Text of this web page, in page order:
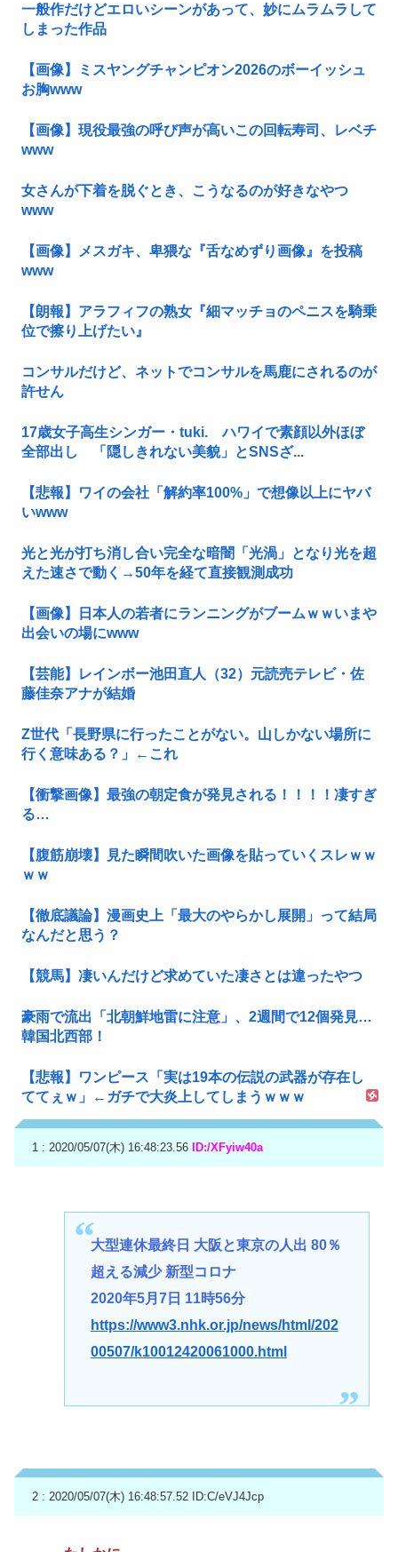
一般作だけどエロいシーンがあって、妙にムラムラして
しまった作品
【画像】ミスヤングチャンピオン2026のボーイッシュ
お胸www
【画像】現役最強の呼び声が高いこの回転寿司、レベチ
www
女さんが下着を脱ぐとき、こうなるのが好きなやつ
www
【画像】メスガキ、卑猥な『舌なめずり画像』を投稿
www
【朗報】アラフィフの熟女『細マッチョのペニスを騎乗
位で擦り上げたい』
コンサルだけど、ネットでコンサルを馬鹿にされるのが
許せん
17歳女子高生シンガー・tuki. ハワイで素顔以外ほぼ
全部出し 「隠しきれない美貌」とSNSざ...
【悲報】ワイの会社「解約率100%」で想像以上にヤバ
いwww
光と光が打ち消し合い完全な暗闇「光渦」となり光を超
えた速さで動く→50年を経て直接観測成功
【画像】日本人の若者にランニングがブームｗｗいまや
出会いの場にwww
【芸能】レインボー池田直人（32）元読売テレビ・佐
藤佳奈アナが結婚
Z世代「長野県に行ったことがない。山しかない場所に
行く意味ある？」←これ
【衝撃画像】最強の朝定食が発見される！！！！凄すぎ
る…
【腹筋崩壊】見た瞬間吹いた画像を貼っていくスレｗｗ
ｗｗ
【徹底議論】漫画史上「最大のやらかし展開」って結局
なんだと思う？
【競馬】凄いんだけど求めていた凄さとは違ったやつ
豪雨で流出「北朝鮮地雷に注意」、2週間で12個発見…
韓国北西部！
【悲報】ワンピース「実は19本の伝説の武器が存在し
ててぇｗ」←ガチで大炎上してしまうｗｗｗ
1 : 2020/05/07(木) 16:48:23.56 ID:/XFyiw40a
大型連休最終日 大阪と東京の人出 80％
超える減少 新型コロナ
2020年5月7日 11時56分
https://www3.nhk.or.jp/news/html/202
00507/k10012420061000.html
2 : 2020/05/07(木) 16:48:57.52 ID:C/eVJ4Jcp